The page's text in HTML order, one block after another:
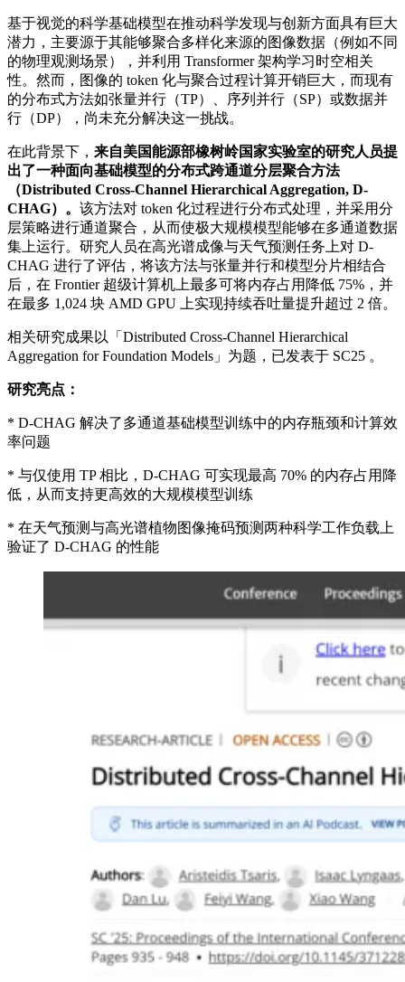
基于视觉的科学基础模型在推动科学发现与创新方面具有巨大
潜力，主要源于其能够聚合多样化来源的图像数据（例如不同
的物理观测场景），并利用 Transformer 架构学习时空相关
性。然而，图像的 token 化与聚合过程计算开销巨大，而现有
的分布式方法如张量并行（TP）、序列并行（SP）或数据并
行（DP），尚未充分解决这一挑战。
在此背景下， 来自美国能源部橡树岭国家实验室的研究人员提
出了一种面向基础模型的分布式跨通道分层聚合方法
（Distributed Cross-Channel Hierarchical Aggregation, D-
CHAG）。 该方法对 token 化过程进行分布式处理，并采用分
层策略进行通道聚合，从而使极大规模模型能够在多通道数据
集上运行。研究人员在高光谱成像与天气预测任务上对 D-
CHAG 进行了评估，将该方法与张量并行和模型分片相结合
后，在 Frontier 超级计算机上最多可将内存占用降低 75%，并
在最多 1,024 块 AMD GPU 上实现持续吞吐量提升超过 2 倍。
相关研究成果以「Distributed Cross-Channel Hierarchical
Aggregation for Foundation Models」为题，已发表于 SC25 。
研究亮点：
* D-CHAG 解决了多通道基础模型训练中的内存瓶颈和计算效
率问题
* 与仅使用 TP 相比，D-CHAG 可实现最高 70% 的内存占用降
低，从而支持更高效的大规模模型训练
* 在天气预测与高光谱植物图像掩码预测两种科学工作负载上
验证了 D-CHAG 的性能